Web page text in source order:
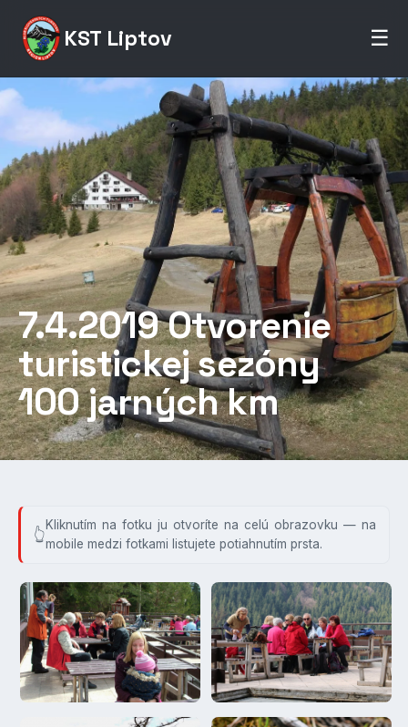
KST Liptov ☰
7.4.2019 Otvorenie
turistickej sezóny
100 jarných km
Kliknutím na fotku ju otvoríte na celú obrazovku — na
mobile medzi fotkami listujete potiahnutím prsta.